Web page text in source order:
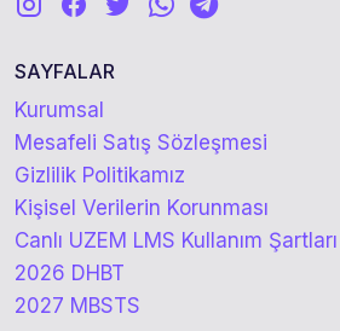
SAYFALAR
Kurumsal
Mesafeli Satış Sözleşmesi
Gizlilik Politikamız
Kişisel Verilerin Korunması
Canlı UZEM LMS Kullanım Şartları
2026 DHBT
2027 MBSTS